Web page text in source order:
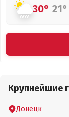
30° 21°
Крупнейшие
Донецк